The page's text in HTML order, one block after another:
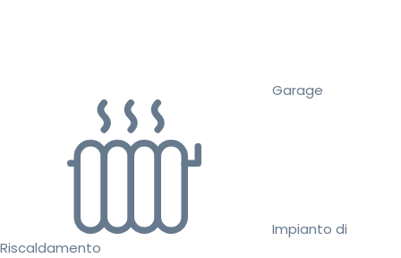
Garage
Impianto di
Riscaldamento